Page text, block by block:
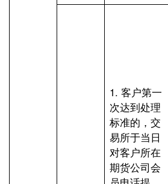
1. 客户第一
次达到处理
标准的，交
易所于当日
对客户所在
期货公司会